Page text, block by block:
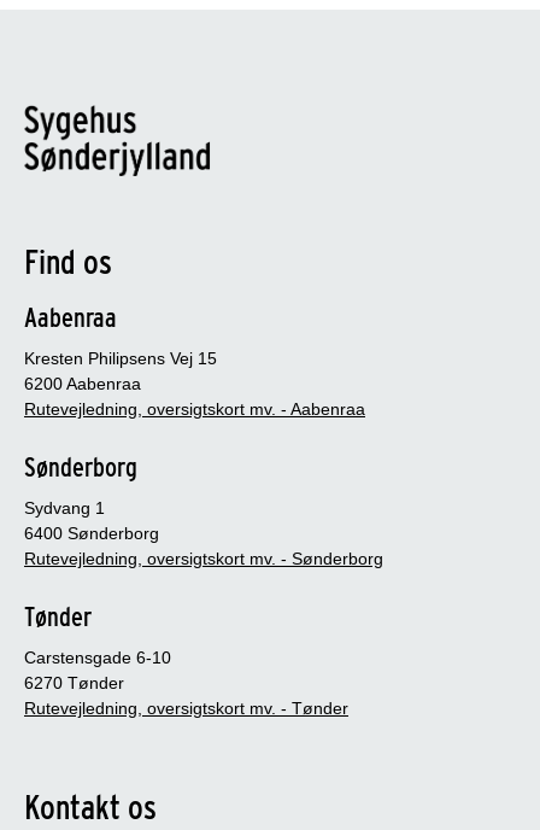
Find os
Aabenraa
Kresten Philipsens Vej 15
6200 Aabenraa
Rutevejledning, oversigtskort mv. - Aabenraa
Sønderborg
Sydvang 1
6400 Sønderborg
Rutevejledning, oversigtskort mv. - Sønderborg
Tønder
Carstensgade 6-10
6270 Tønder
Rutevejledning, oversigtskort mv. - Tønder
Kontakt os